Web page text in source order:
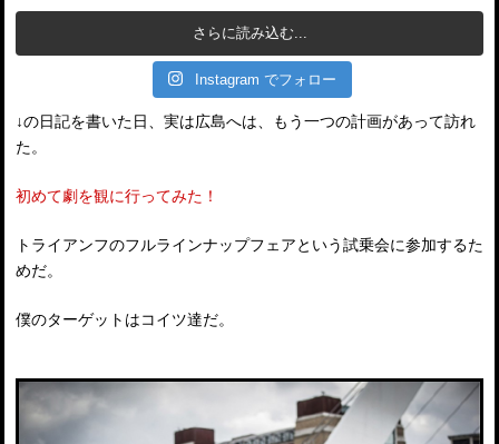
さらに読み込む...
Instagram でフォロー
↓の日記を書いた日、実は広島へは、もう一つの計画があって訪れ
た。
初めて劇を観に行ってみた！
トライアンフのフルラインナップフェアという試乗会に参加するた
めだ。
僕のターゲットはコイツ達だ。